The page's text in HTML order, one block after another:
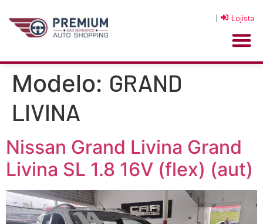
| Lojista
Modelo: GRAND
LIVINA
Nissan Grand Livina Grand
Livina SL 1.8 16V (flex) (aut)